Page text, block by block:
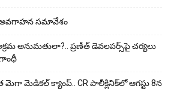
అవగాహన సమావేశం
అక్రమ అనుమతులా?.. ప్రణీత్ డెవలపర్స్‌పై చర్యలు
మెడికల్ క్యాంప్.. CR పాలీక్లినిక్‌లో ఆగస్టు 8న